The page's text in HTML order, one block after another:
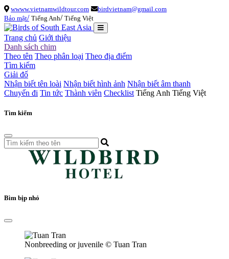
wwww.vietnamwildtour.com
birdvietnam@gmail.com
Bảo mật/ Tiếng Anh/ Tiếng Việt
Trang chủ Giới thiệu
Danh sách chim
Theo tên Theo phân loại Theo địa điểm
Tìm kiếm
Giải đố
Nhận biết tên loài Nhận biết hình ảnh Nhận biết âm thanh
Chuyến đi Tin tức Thành viên Checklist Tiếng Anh Tiếng Việt
Tìm kiếm
Bìm bịp nhỏ
Nonbreeding or juvenile © Tuan Tran